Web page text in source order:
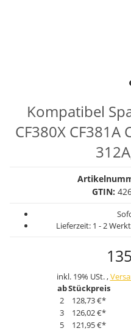
Kompatibel
CF380X CF381A
GTIN:
Lieferzeit: 1 - 2
inkl. 19% USt. ,
abStückpreis
2
128,73 €*
3
126,02 €*
5
121,95 €*